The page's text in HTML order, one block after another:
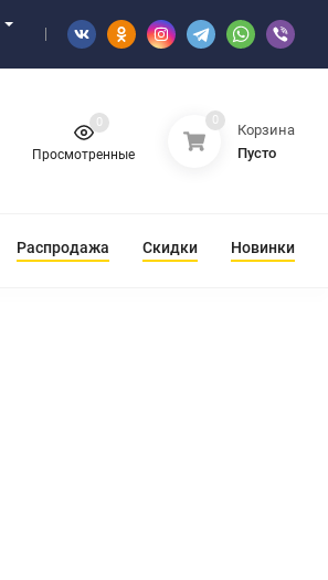
Просмотренные
0 0
Корзина
Пусто
Распродажа Скидки Новинки